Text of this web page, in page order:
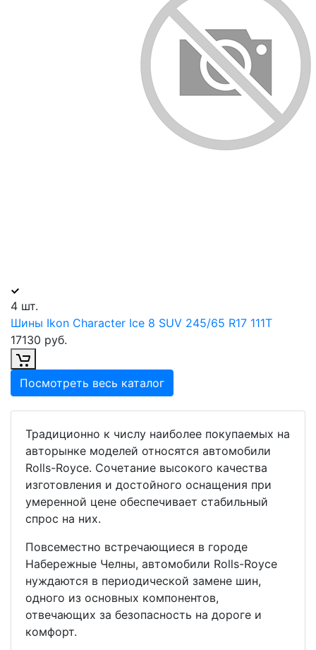
4 шт.
Шины Ikon Character Ice 8 SUV 245/65 R17 111T
17130 руб.
Посмотреть весь каталог
Традиционно к числу наиболее покупаемых на
авторынке моделей относятся автомобили
Rolls-Royce. Сочетание высокого качества
изготовления и достойного оснащения при
умеренной цене обеспечивает стабильный
спрос на них.
Повсеместно встречающиеся в городе
Набережные Челны, автомобили Rolls-Royce
нуждаются в периодической замене шин,
одного из основных компонентов,
отвечающих за безопасность на дороге и
комфорт.